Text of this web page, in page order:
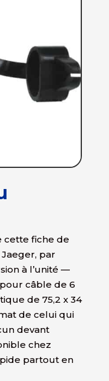
cette fiche de
par
à l’unité —
câble de 6
de 75,2 x 34
de celui qui
devant
chez
partout en